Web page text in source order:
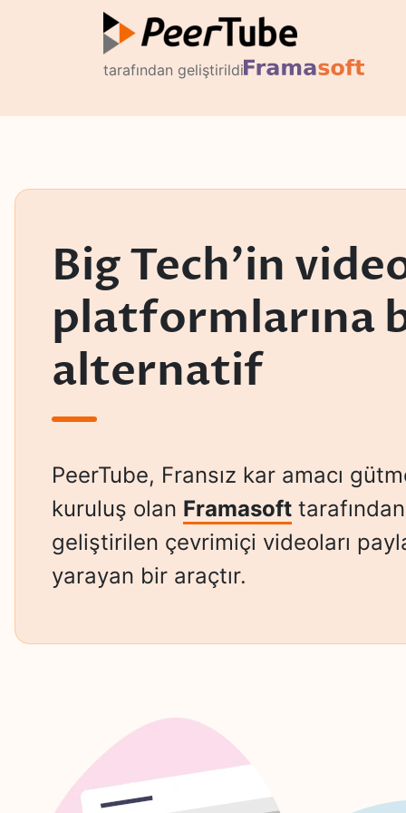
tarafından geliştirildi
Big Tech'in
platformlarına
alternatif
PeerTube, Fransız kar amacı
kuruluş olan Framasoft tarafından
geliştirilen çevrimiçi videoları
yarayan bir araçtır.